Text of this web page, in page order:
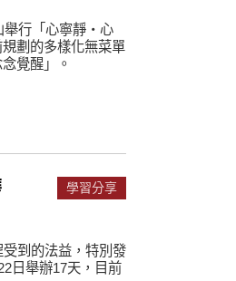
舉行「心寧靜‧心
劃的多樣化無菜單
覺醒」。
到的法益，特別發
日舉辦17天，目前
學習分享